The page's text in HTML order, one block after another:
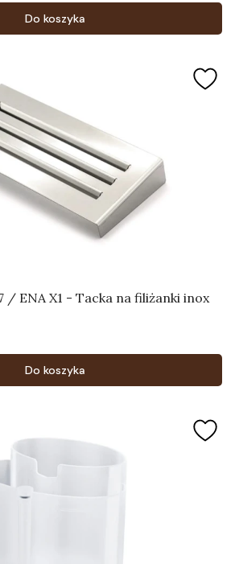
Do koszyka
/ ENA X1 - Tacka na filiżanki inox
Do koszyka